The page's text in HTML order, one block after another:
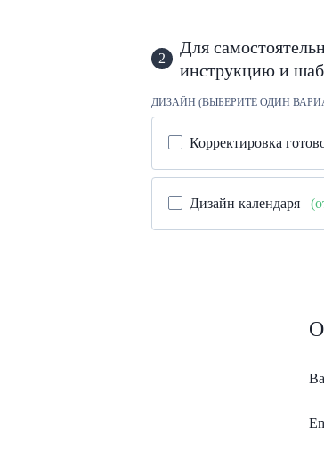
2
Для
инструкцию и
ДИЗАЙН (ВЫБЕРИТЕ ОДИН
Корректировка
Дизайн календаря